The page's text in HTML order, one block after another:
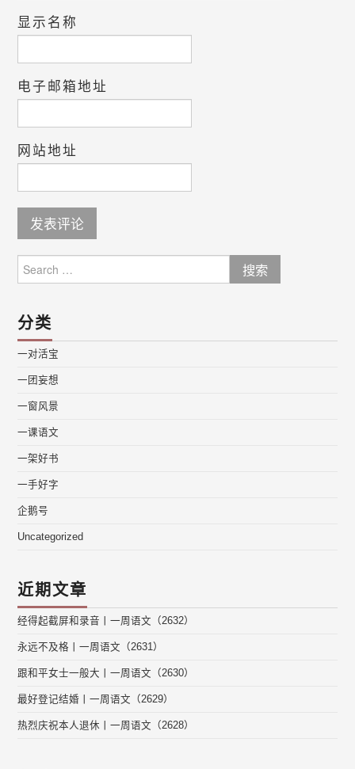
显示名称
电子邮箱地址
网站地址
for:
分类
一对活宝
一团妄想
一窗风景
一课语文
一架好书
一手好字
企鹅号
Uncategorized
近期文章
经得起截屏和录音丨一周语文（2632）
永远不及格丨一周语文（2631）
跟和平女士一般大丨一周语文（2630）
最好登记结婚丨一周语文（2629）
热烈庆祝本人退休丨一周语文（2628）